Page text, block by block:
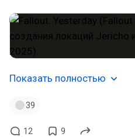
Показать полностью
39
12 9